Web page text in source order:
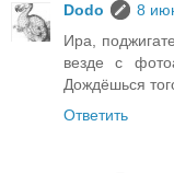
Dodo
8
Ира,
везде с
Дождёшься
Ответить